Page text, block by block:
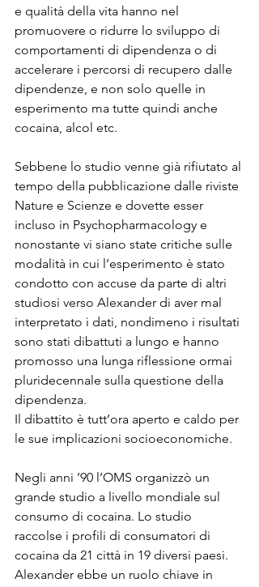
e qualità della vita hanno nel
promuovere o ridurre lo sviluppo di
comportamenti di dipendenza o di
accelerare i percorsi di recupero dalle
dipendenze, e non solo quelle in
esperimento ma tutte quindi anche
cocaina, alcol etc.
Sebbene lo studio venne già rifiutato al
tempo della pubblicazione dalle riviste
Nature e Scienze e dovette esser
incluso in Psychopharmacology e
nonostante vi siano state critiche sulle
modalità in cui l’esperimento è stato
condotto con accuse da parte di altri
studiosi verso Alexander di aver mal
interpretato i dati, nondimeno i risultati
sono stati dibattuti a lungo e hanno
promosso una lunga riflessione ormai
pluridecennale sulla questione della
dipendenza.
Il dibattito è tutt’ora aperto e caldo per
le sue implicazioni socioeconomiche.
Negli anni ’90 l’OMS organizzò un
grande studio a livello mondiale sul
consumo di cocaina. Lo studio
raccolse i profili di consumatori di
cocaina da 21 città in 19 diversi paesi.
Alexander ebbe un ruolo chiave in